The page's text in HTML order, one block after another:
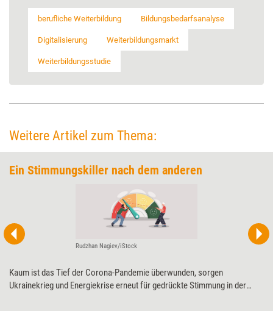
berufliche Weiterbildung Bildungsbedarfsanalyse
Digitalisierung Weiterbildungsmarkt
Weiterbildungsstudie
Weitere Artikel zum Thema:
Ein Stimmungskiller nach dem anderen
Rudzhan Nagiev/iStock
Kaum ist das Tief der Corona-Pandemie überwunden, sorgen
Ukrainekrieg und Energiekrise erneut für gedrückte Stimmung in der